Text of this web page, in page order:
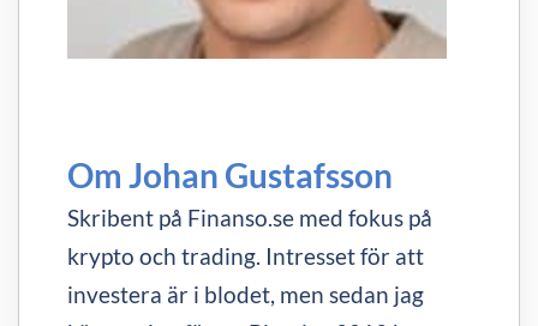
Om Johan Gustafsson
Skribent på Finanso.se med fokus på
krypto och trading. Intresset för att
investera är i blodet, men sedan jag